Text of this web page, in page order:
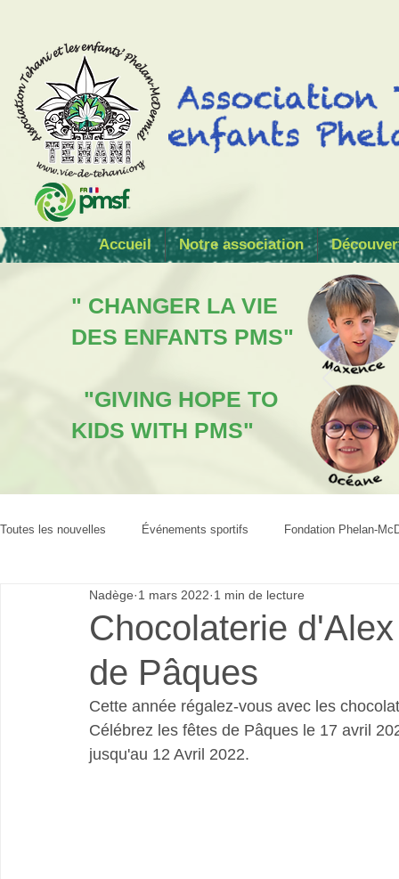
Accueil Notre association
" CHANGER LA VIE
DES ENFANTS PMS"
"GIVING HOPE TO
KIDS WITH PMS"
Toutes les nouvelles Événements sportifs Fondation Phelan-
Chocolaterie
de Pâques
Nadège 1 mars 2022 1 min de lecture
Cette année régalez-vous avec les
Célébrez les fêtes de Pâques le 17 avril
jusqu'au 12 Avril 2022.